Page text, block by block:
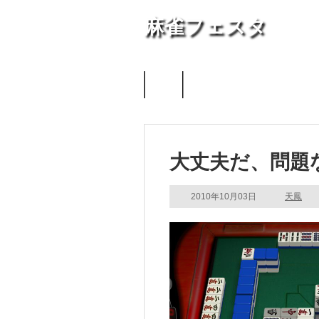
麻雀フェスタ
大丈夫だ、問題
2010年10月03日 天鳳